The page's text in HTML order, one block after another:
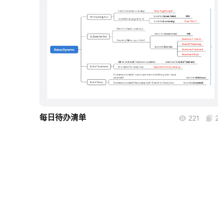
每日待办清单 221